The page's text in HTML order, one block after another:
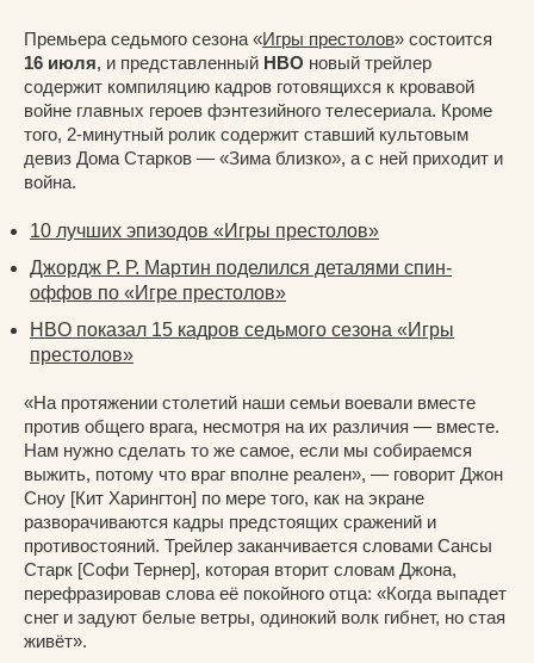
Премьера седьмого сезона «Игры престолов» состоится
16 июля, и представленный HBO новый трейлер
содержит компиляцию кадров готовящихся к кровавой
войне главных героев фэнтезийного телесериала. Кроме
того, 2-минутный ролик содержит ставший культовым
девиз Дома Старков — «Зима близко», а с ней приходит и
война.
10 лучших эпизодов «Игры престолов»
Джордж Р. Р. Мартин поделился деталями спин-
оффов по «Игре престолов»
HBO показал 15 кадров седьмого сезона «Игры
престолов»
«На протяжении столетий наши семьи воевали вместе
против общего врага, несмотря на их различия — вместе.
Нам нужно сделать то же самое, если мы собираемся
выжить, потому что враг вполне реален», — говорит Джон
Сноу [Кит Харингтон] по мере того, как на экране
разворачиваются кадры предстоящих сражений и
противостояний. Трейлер заканчивается словами Сансы
Старк [Софи Тернер], которая вторит словам Джона,
перефразировав слова её покойного отца: «Когда выпадет
снег и задуют белые ветры, одинокий волк гибнет, но стая
живёт».